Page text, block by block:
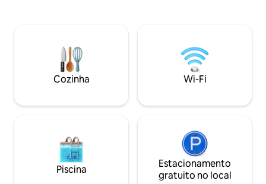
minutos para St. Simons Island e 40 para
as praias da Ilha Jekyll). Perto da I-95 e da
fumantes e sem animais de estimação)
porta está aberta
e pode chegar
da manhã. O
proximidades e
mudanças...
Cozinha Wi-Fi
Piscina
Estacionamento
gratuito no local